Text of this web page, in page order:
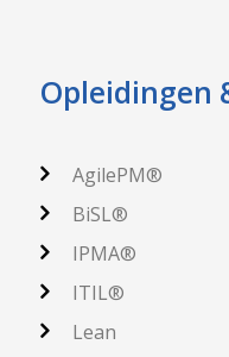
Opleidingen
AgilePM®
BiSL®
IPMA®
ITIL®
Lean